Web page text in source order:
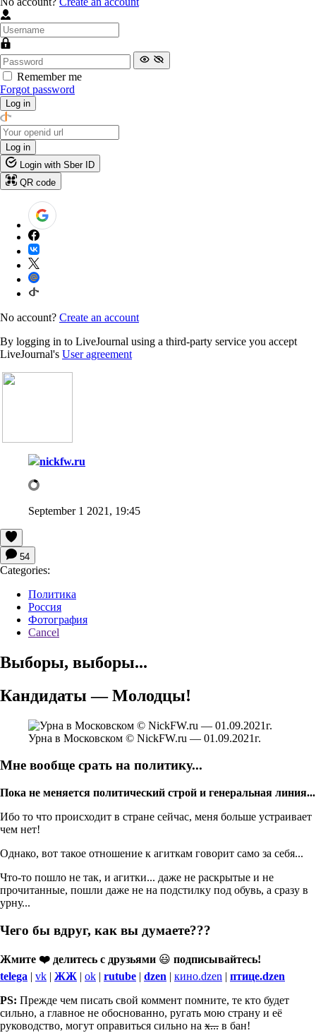
Remember me
Forgot password
Log in
Log in
Login with Sber ID
QR code
No account? Create an account
By logging in to LiveJournal using a third-party service you accept
LiveJournal's User agreement
nickfw.ru
September 1 2021, 19:45
54
Categories:
Политика
Россия
Фотография
Cancel
Выборы, выборы...
Кандидаты — Молодцы!
Урна в Московском © NickFW.ru — 01.09.2021г.
Мне вообще срать на политику...
Пока не меняется политический строй и генеральная линия...
Ибо то что происходит в стране сейчас, меня больше устраивает
чем нет!
Однако, вот такое отношение к агиткам говорит само за себя...
Что-то пошло не так, и агитки... даже не раскрытые и не
прочитанные, пошли даже не на подстилку под обувь, а сразу в
урну...
Чего бы вдруг, как вы думаете???
Жмите ❤️ делитесь с друзьями 😃 подписывайтесь!
telega | vk | ЖЖ | ok | rutube | dzen | кино.dzen | птице.dzen
PS: Прежде чем писать свой коммент помните, те кто будет
сильно, а главное не обоснованно, ругать мою страну и её
руководство, могут оправиться сильно на х... в бан!